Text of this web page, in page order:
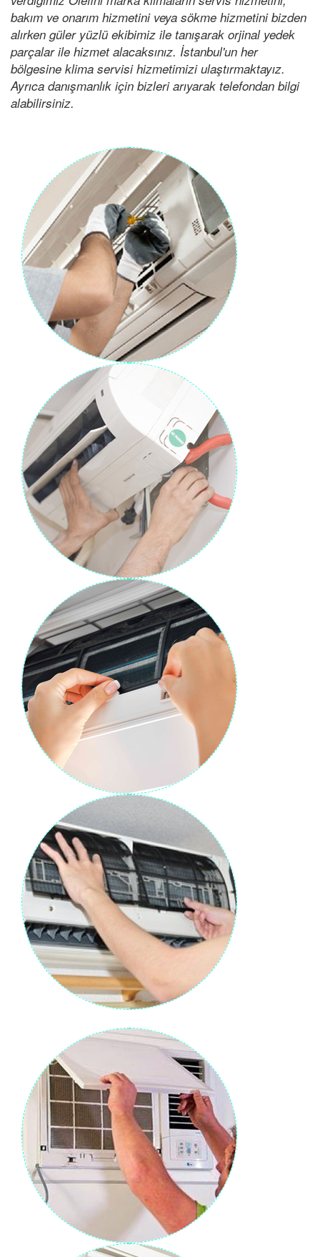
bakım ve onarım hizmetini veya sökme hizmetini bizden
alırken güler yüzlü ekibimiz ile tanışarak orjinal yedek
parçalar ile hizmet alacaksınız. İstanbul'un her
bölgesine klima servisi hizmetimizi ulaştırmaktayız.
Ayrıca danışmanlık için bizleri arıyarak telefondan bilgi
alabilirsiniz.